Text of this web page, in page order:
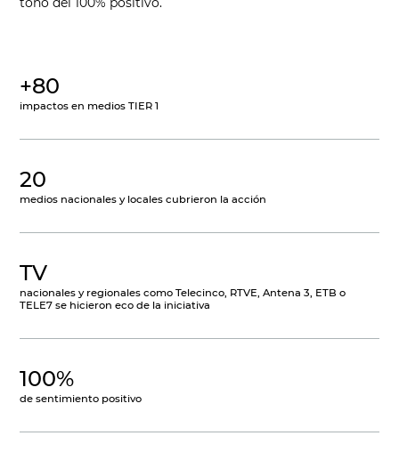
+80
impactos en medios TIER 1
20
medios nacionales y locales cubrieron la acción
TV
nacionales y regionales como Telecinco, RTVE, Antena 3, ETB o
TELE7 se hicieron eco de la iniciativa
100%
de sentimiento positivo